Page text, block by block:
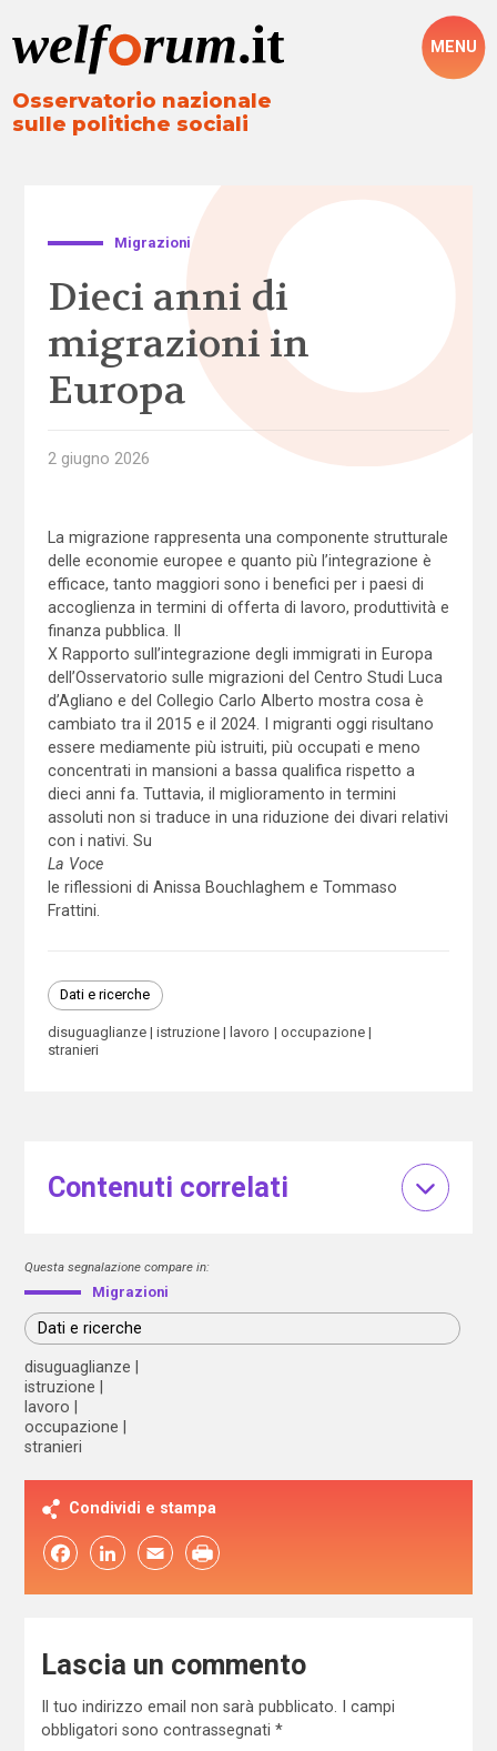
Osservatorio nazionale
sulle politiche sociali
MENU
Migrazioni
Dieci anni di
migrazioni in
Europa
2 giugno 2026
La migrazione rappresenta una componente strutturale
delle economie europee e quanto più l’integrazione è
efficace, tanto maggiori sono i benefici per i paesi di
accoglienza in termini di offerta di lavoro, produttività e
finanza pubblica. Il
X Rapporto sull’integrazione degli immigrati in Europa
dell’Osservatorio sulle migrazioni del Centro Studi Luca
d’Agliano e del Collegio Carlo Alberto mostra cosa è
cambiato tra il 2015 e il 2024. I migranti oggi risultano
essere mediamente più istruiti, più occupati e meno
concentrati in mansioni a bassa qualifica rispetto a
dieci anni fa. Tuttavia, il miglioramento in termini
assoluti non si traduce in una riduzione dei divari relativi
con i nativi. Su
La Voce
le riflessioni di Anissa Bouchlaghem e Tommaso
Frattini.
Dati e ricerche
disuguaglianze istruzione lavoro
occupazione
stranieri
Contenuti correlati
Questa segnalazione compare in:
Migrazioni
Dati e ricerche
disuguaglianze
istruzione
lavoro
occupazione
stranieri
Condividi e stampa
FacebookLinkedIn Email
Lascia un commento
Il tuo indirizzo email non sarà pubblicato.
I campi
obbligatori sono contrassegnati *